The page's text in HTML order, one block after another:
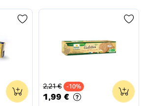
0 Ancien prix
2,21 € -10%
1,99 €
0